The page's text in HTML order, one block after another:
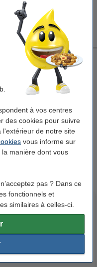
à vos centres
des cookies pour suivre
l'extérieur de notre site
vous informe sur
manière dont vous
pas ? Dans ce
fonctionnels et
similaires à celles-ci.
Commander
production, donc plus disponible.
glacé de qualité photo
1.524 mm x 30 m (lxL)
et la description
Commander